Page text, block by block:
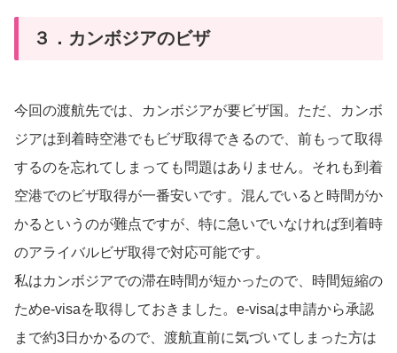
３．カンボジアのビザ
今回の渡航先では、カンボジアが要ビザ国。ただ、カンボ
ジアは到着時空港でもビザ取得できるので、前もって取得
するのを忘れてしまっても問題はありません。それも到着
空港でのビザ取得が一番安いです。混んでいると時間がか
かるというのが難点ですが、特に急いでいなければ到着時
のアライバルビザ取得で対応可能です。
私はカンボジアでの滞在時間が短かったので、時間短縮の
ためe-visaを取得しておきました。e-visaは申請から承認
まで約3日かかるので、渡航直前に気づいてしまった方は